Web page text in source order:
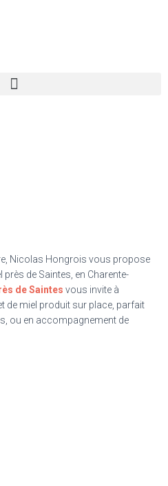
Nicolas Hongrois vous propose
de Saintes, en Charente-
de Saintes vous invite à
de miel produit sur place, parfait
ou en accompagnement de